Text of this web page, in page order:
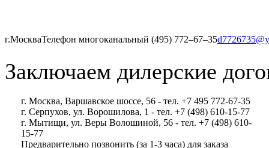
г.МоскваТелефон многоканальный (495) 772‒67‒35
Заключаем дилерские
г. Москва, Варшавское шоссе, 56 - тел. +7 495 772-67-35
г. Серпухов, ул. Ворошилова, 1 - тел. +7 (498) 610-15-77
г. Мытищи, ул. Веры Волошиной, 56 - тел. +7 (498) 610-
15-77
Предварительно позвонить (за 1-3 часа) для заказа